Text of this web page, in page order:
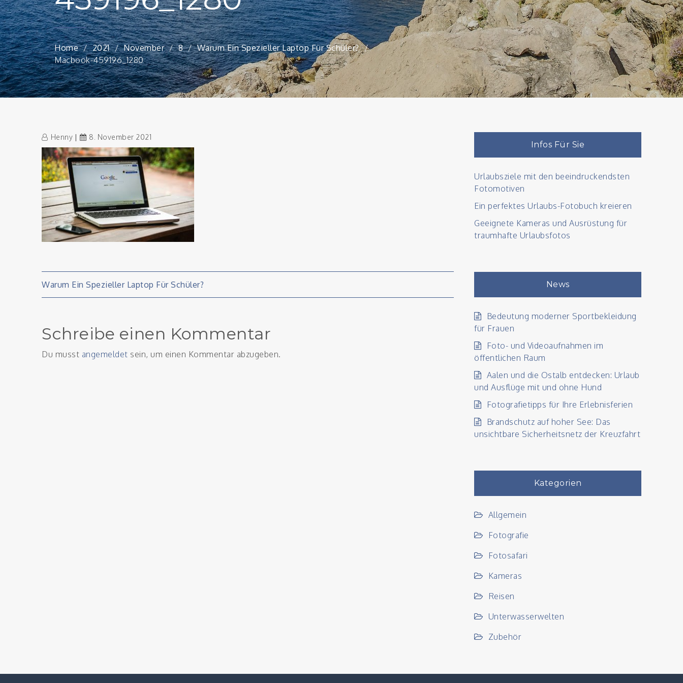
Home 2021 November 8
Warum Ein Spezieller Laptop Für Schüler?
Macbook-459196_1280
Henny 8. November 2021
Beitragsnavigation
Warum Ein Spezieller Laptop Für Schüler?
Schreibe einen Kommentar
Du musst angemeldet sein, um einen Kommentar abzugeben.
Infos Für Sie
Urlaubsziele mit den beeindruckendsten
Fotomotiven
Ein perfektes Urlaubs-Fotobuch kreieren
Geeignete Kameras und Ausrüstung für
traumhafte Urlaubsfotos
News
Bedeutung moderner Sportbekleidung
für Frauen
Foto- und Videoaufnahmen im
öffentlichen Raum
Aalen und die Ostalb entdecken: Urlaub
und Ausflüge mit und ohne Hund
Fotografietipps für Ihre Erlebnisferien
Brandschutz auf hoher See: Das
unsichtbare Sicherheitsnetz der Kreuzfahrt
Kategorien
Allgemein
Fotografie
Fotosafari
Kameras
Reisen
Unterwasserwelten
Zubehör